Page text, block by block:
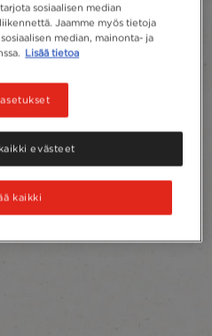
sosiaalisen median
Jaamme myös tietoja
median, mainonta- ja
Lisää tietoa
kaikki
evästeet